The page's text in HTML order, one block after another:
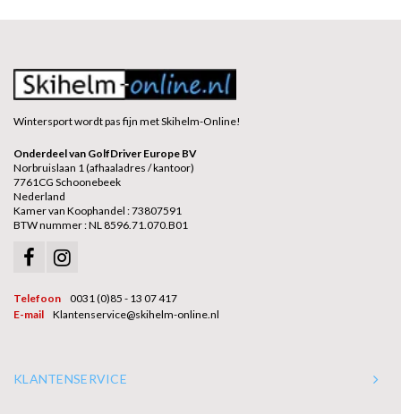
Wintersport wordt pas fijn met Skihelm-Online!
Onderdeel van GolfDriver Europe BV
Norbruislaan 1 (afhaaladres / kantoor)
7761CG Schoonebeek
Nederland
Kamer van Koophandel : 73807591
BTW nummer : NL 8596.71.070.B01
Telefoon
0031 (0)85 - 13 07 417
E-mail
Klantenservice@skihelm-online.nl
KLANTENSERVICE